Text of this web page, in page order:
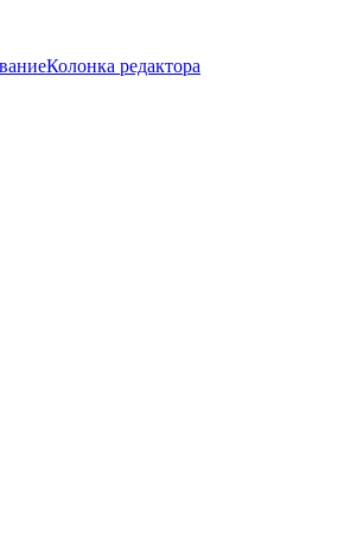
Колонка редактора